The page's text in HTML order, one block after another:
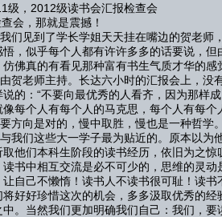
，2012级读书会汇报检查会
，那就是震撼！
见到了学长学姐天天挂在嘴边的贺老师
，似乎每个人都有许许多多的话要说，
佛真的有看见那种富有书生气质才华的感
老师主持。长达六小时的汇报会上，没
的：“不要向最优秀的人看齐，因为那样
每个人有每个人的马克思，每个人有每
方向是对的，慢中取胜，慢也是一种哲学。
们这些大一学子最为贴近的。原本以为
他们本科生阶段的读书经历，依旧为之
书中相互交流是必不可少的，思维的灵
自己不懒惰！读书人不读书很可耻！读
好好珍惜这次的机会，多多汲取优秀的
。当然我们更加明确我们自己：我们，要